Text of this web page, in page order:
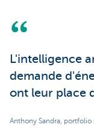
L'intelligence
demande
ont leur place
Anthony Sandra,